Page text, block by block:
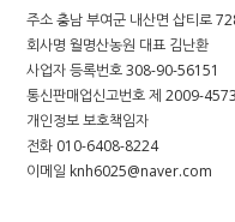
주소충남 부여군 내산면 삽티로
회사명 월명산농원 대표 김난환
사업자 등록번호308-90-56151
통신판매업신고번호제 2009-
개인정보 보호책임자
전화 010-6408-8224
이메일 knh6025@naver.com